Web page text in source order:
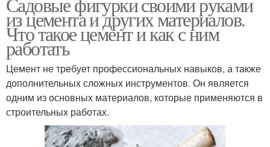
из цемента и других материалов.
Что такое цемент и как с ним
работать
Цемент не требует профессиональных навыков, а также
дополнительных сложных инструментов. Он является
одним из основных материалов, которые применяются в
строительных работах.